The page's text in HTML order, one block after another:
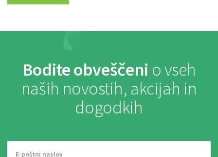
Bodite obveščeni o vseh
naših novostih, akcijah in
dogodkih